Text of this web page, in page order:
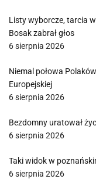
Listy wyborcze, tarcia
Bosak zabrał głos
6 sierpnia 2026
Niemal połowa
Europejskiej
6 sierpnia 2026
Bezdomny uratował
6 sierpnia 2026
Taki widok w
6 sierpnia 2026